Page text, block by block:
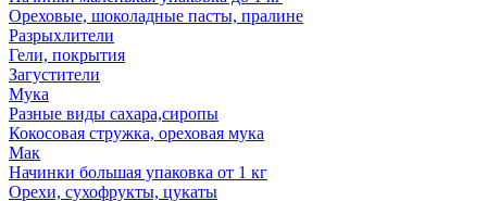
Ореховые, шоколадные пасты, пралине
Разрыхлители
Гели, покрытия
Загустители
Мука
Разные виды сахара,сиропы
Кокосовая стружка, ореховая мука
Мак
Начинки большая упаковка от 1 кг
Орехи, сухофрукты, цукаты